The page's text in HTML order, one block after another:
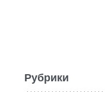
Рубрики